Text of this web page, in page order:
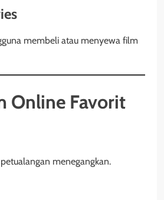
membeli atau menyewa film
Online Favorit
menegangkan.